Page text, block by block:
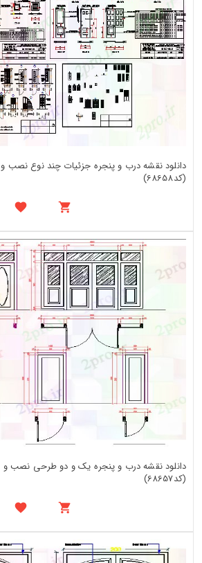
دانلود نقشه درب و پنجره جزئیات چند نوع نصب و
(کد68658)
دانلود نقشه درب و پنجره یک و دو طرحی نصب و
(کد68657)